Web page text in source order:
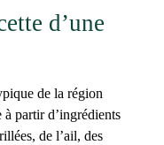
d’une
de la région
à partir d’ingrédients
de l’ail, des